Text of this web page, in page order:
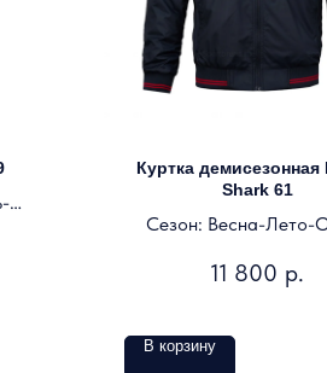
Куртка демисезонная
Shark 61
Сезон: Весна-Лето-
11 800 р.
В корзину